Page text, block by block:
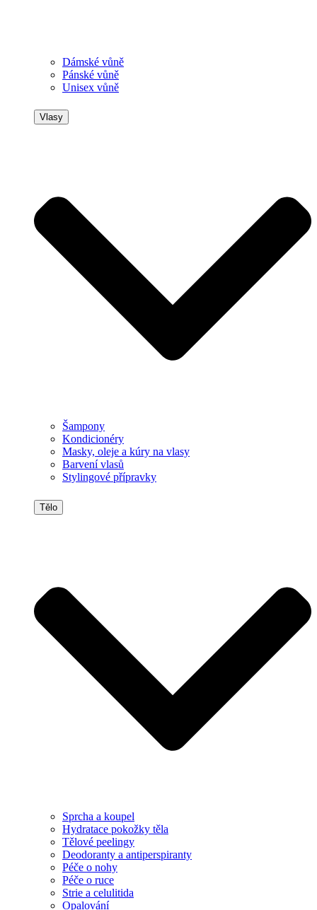
Dámské vůně
Pánské vůně
Unisex vůně
Vlasy
Šampony
Kondicionéry
Masky, oleje a kúry na vlasy
Barvení vlasů
Stylingové přípravky
Tělo
Sprcha a koupel
Hydratace pokožky těla
Tělové peelingy
Deodoranty a antiperspiranty
Péče o nohy
Péče o ruce
Strie a celulitida
Opalování